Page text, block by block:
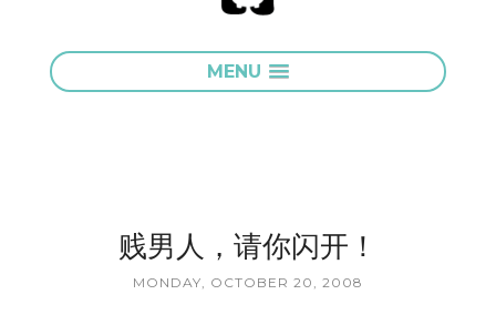
MENU
贱男人，请你闪开！
MONDAY, OCTOBER 20, 2008